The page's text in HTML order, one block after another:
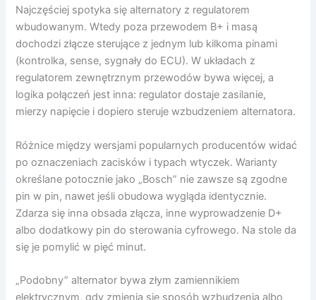
Najczęściej spotyka się alternatory z regulatorem
wbudowanym. Wtedy poza przewodem B+ i masą
dochodzi złącze sterujące z jednym lub kilkoma pinami
(kontrolka, sense, sygnały do ECU). W układach z
regulatorem zewnętrznym przewodów bywa więcej, a
logika połączeń jest inna: regulator dostaje zasilanie,
mierzy napięcie i dopiero steruje wzbudzeniem alternatora.
Różnice między wersjami popularnych producentów widać
po oznaczeniach zacisków i typach wtyczek. Warianty
określane potocznie jako „Bosch” nie zawsze są zgodne
pin w pin, nawet jeśli obudowa wygląda identycznie.
Zdarza się inna obsada złącza, inne wyprowadzenie D+
albo dodatkowy pin do sterowania cyfrowego. Na stole da
się je pomylić w pięć minut.
„Podobny” alternator bywa złym zamiennikiem
elektrycznym, gdy zmienia się sposób wzbudzenia albo